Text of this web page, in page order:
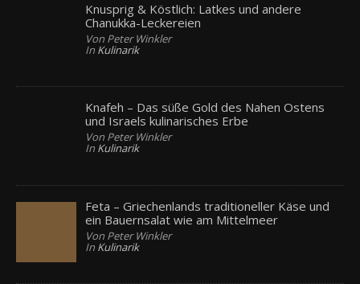
Knusprig & Köstlich: Latkes und andere
Chanukka-Leckereien
Von Peter Winkler
In Kulinarik
Knafeh – Das süße Gold des Nahen Ostens
und Israels kulinarisches Erbe
Von Peter Winkler
In Kulinarik
Feta – Griechenlands traditioneller Käse und
ein Bauernsalat wie am Mittelmeer
Von Peter Winkler
In Kulinarik